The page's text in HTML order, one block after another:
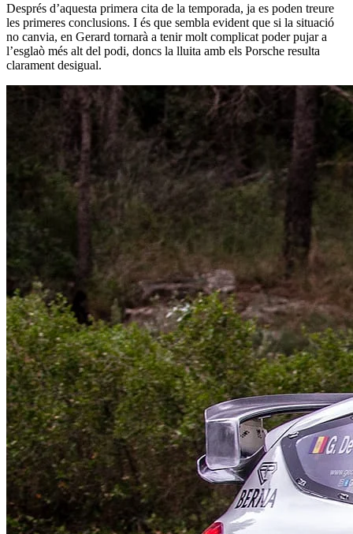
Després d’aquesta primera cita de la temporada, ja es poden treure
les primeres conclusions. I és que sembla evident que si la situació
no canvia, en Gerard tornarà a tenir molt complicat poder pujar a
l’esglaò més alt del podi, doncs la lluita amb els Porsche resulta
clarament desigual.